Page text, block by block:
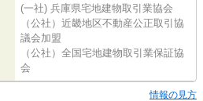
(一社) 兵庫県宅地建物取引業協会
（公社）近畿地区不動産公正取引協
議会加盟
（公社）全国宅地建物取引業保証協
会
情報の見方